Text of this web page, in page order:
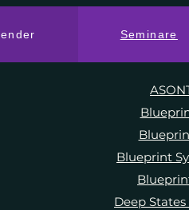
Seminare
Blueprint
Deep States